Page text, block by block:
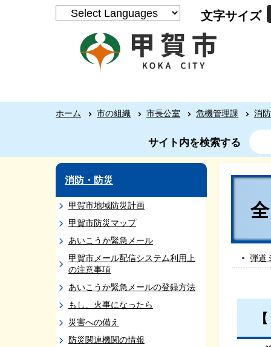
文字サイズ
ホーム 市の組織 市長公室 危機管理課 消
サイト内を検索する
消防・防災
甲賀市地域防災計画
甲賀市防災マップ
あいこうか緊急メール
甲賀市メール配信システム利用上
の注意事項
あいこうか緊急メールの登録方法
もし、火事になったら
災害への備え
防災関連機関の情報
弾道